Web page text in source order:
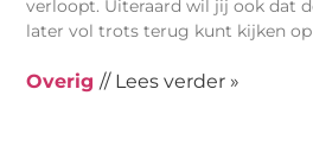
verloopt. Uiteraard wil jij ook dat
later vol trots terug kunt kijken op
Overig // Lees verder »